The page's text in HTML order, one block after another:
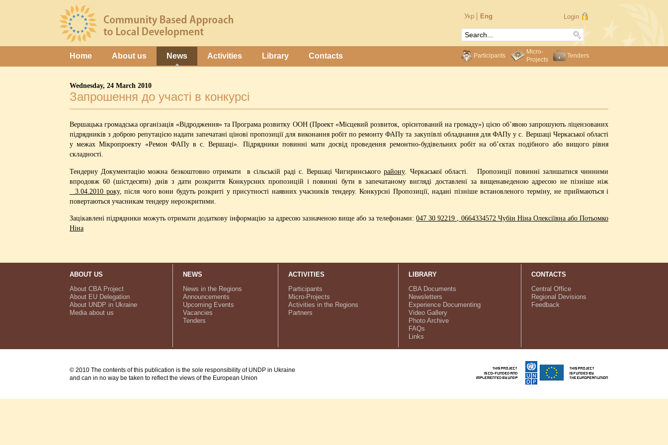
Укр Eng Login
Home About us News Activities Library Contacts Participants
Micro-
Projects
Tenders
Wednesday, 24 March 2010
Запрошення до участі в конкурсі
Вершацька громадська організація «Відродження» та Програма розвитку ООН (Проект «Місцевий розвиток, орієнтований на громаду») цією об’явою запрошують ліцензованих
підрядників з доброю репутацією надати запечатані цінові пропозиції для виконання робіт по ремонту ФАПу та закупівлі обладнання для ФАПу у с. Вершаці Черкаської області
у межах Мікропроекту «Ремон ФАПу в с. Вершаці». Підрядники повинні мати досвід проведення ремонтно-будівельних робіт на об’єктах подібного або вищого рівня
складності.
Тендерну Документацію можна безкоштовно отримати в сільській раді с. Вершаці Чигиринськогорайону. Черкаської області. Пропозиції повинні залишатися чинними
впродовж 60 (шістдесяти) днів з дати розкриття Конкурсних пропозицій і повинні бути в запечатаному вигляді доставлені за вищенаведеною адресою не пізніше ніж
3.04.2010 року, після чого вони будуть розкриті у присутності наявних учасників тендеру. Конкурсні Пропозиції, надані пізніше встановленого терміну, не приймаються і
повертаються учасникам тендеру нерозкритими.
Зацікавлені підрядники можуть отримати додаткову інформацію за адресою зазначеною вище або за телефонами:047 30 92219 , 0664334572 Чубін Ніна Олексіївна або Потьомко
Ніна
ABOUT US
About CBA Project
About EU Delegation
About UNDP in Ukraine
Media about us
NEWS
News in the Regions
Announcements
Upcoming Events
Vacancies
Tenders
ACTIVITIES
Participants
Micro-Projects
Activities in the Regions
Partners
LIBRARY
CBA Documents
Newsletters
Experience Documenting
Video Gallery
Photo Archive
FAQs
Links
CONTACTS
Central Office
Regional Devisions
Feedback
© 2010 The contents of this publication is the sole responsibility of UNDP in Ukraine
and can in no way be taken to reflect the views of the European Union